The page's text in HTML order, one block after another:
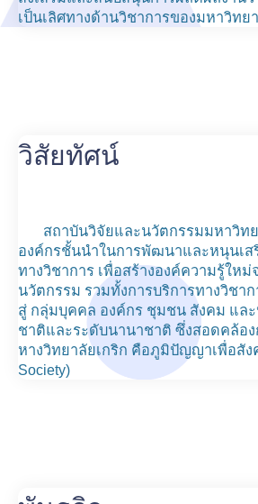
เป็นเลิศทางด้านวิชาการของมหาวิทย
วิสัยทัศน์
สถาบันวิจัยและนวัตกรรมมหาวิทย
องค์กรชั้นนำในการพัฒนาและหนุนเส
ทางวิชาการ เพื่อสร้างองค์ความรู้ใหม่
นวัตกรรม รวมทั้งการบริการทางวิชา
สู่ กลุ่มบุคคล องค์กร ชุมชน สังคม และ
ชาติและระดับนานาชาติ ซึ่งสอดคล้อ
หางวิทยาลัยเกริก คือภูมิปัญญาเพื่อสัง
Society)